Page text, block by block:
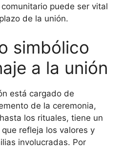
puede ser vital
de la unión.
simbólico
a la unión
está cargado de
de la ceremonia,
los rituales, tiene un
refleja los valores y
involucradas. Por